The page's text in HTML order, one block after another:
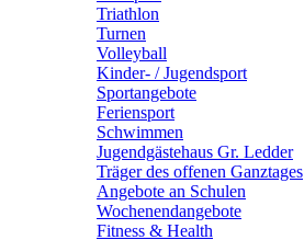
Triathlon
Turnen
Volleyball
Kinder- / Jugendsport
Sportangebote
Feriensport
Schwimmen
Jugendgästehaus Gr. Ledder
Träger des offenen Ganztages
Angebote an Schulen
Wochenendangebote
Fitness & Health